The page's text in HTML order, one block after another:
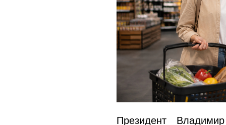
Президент